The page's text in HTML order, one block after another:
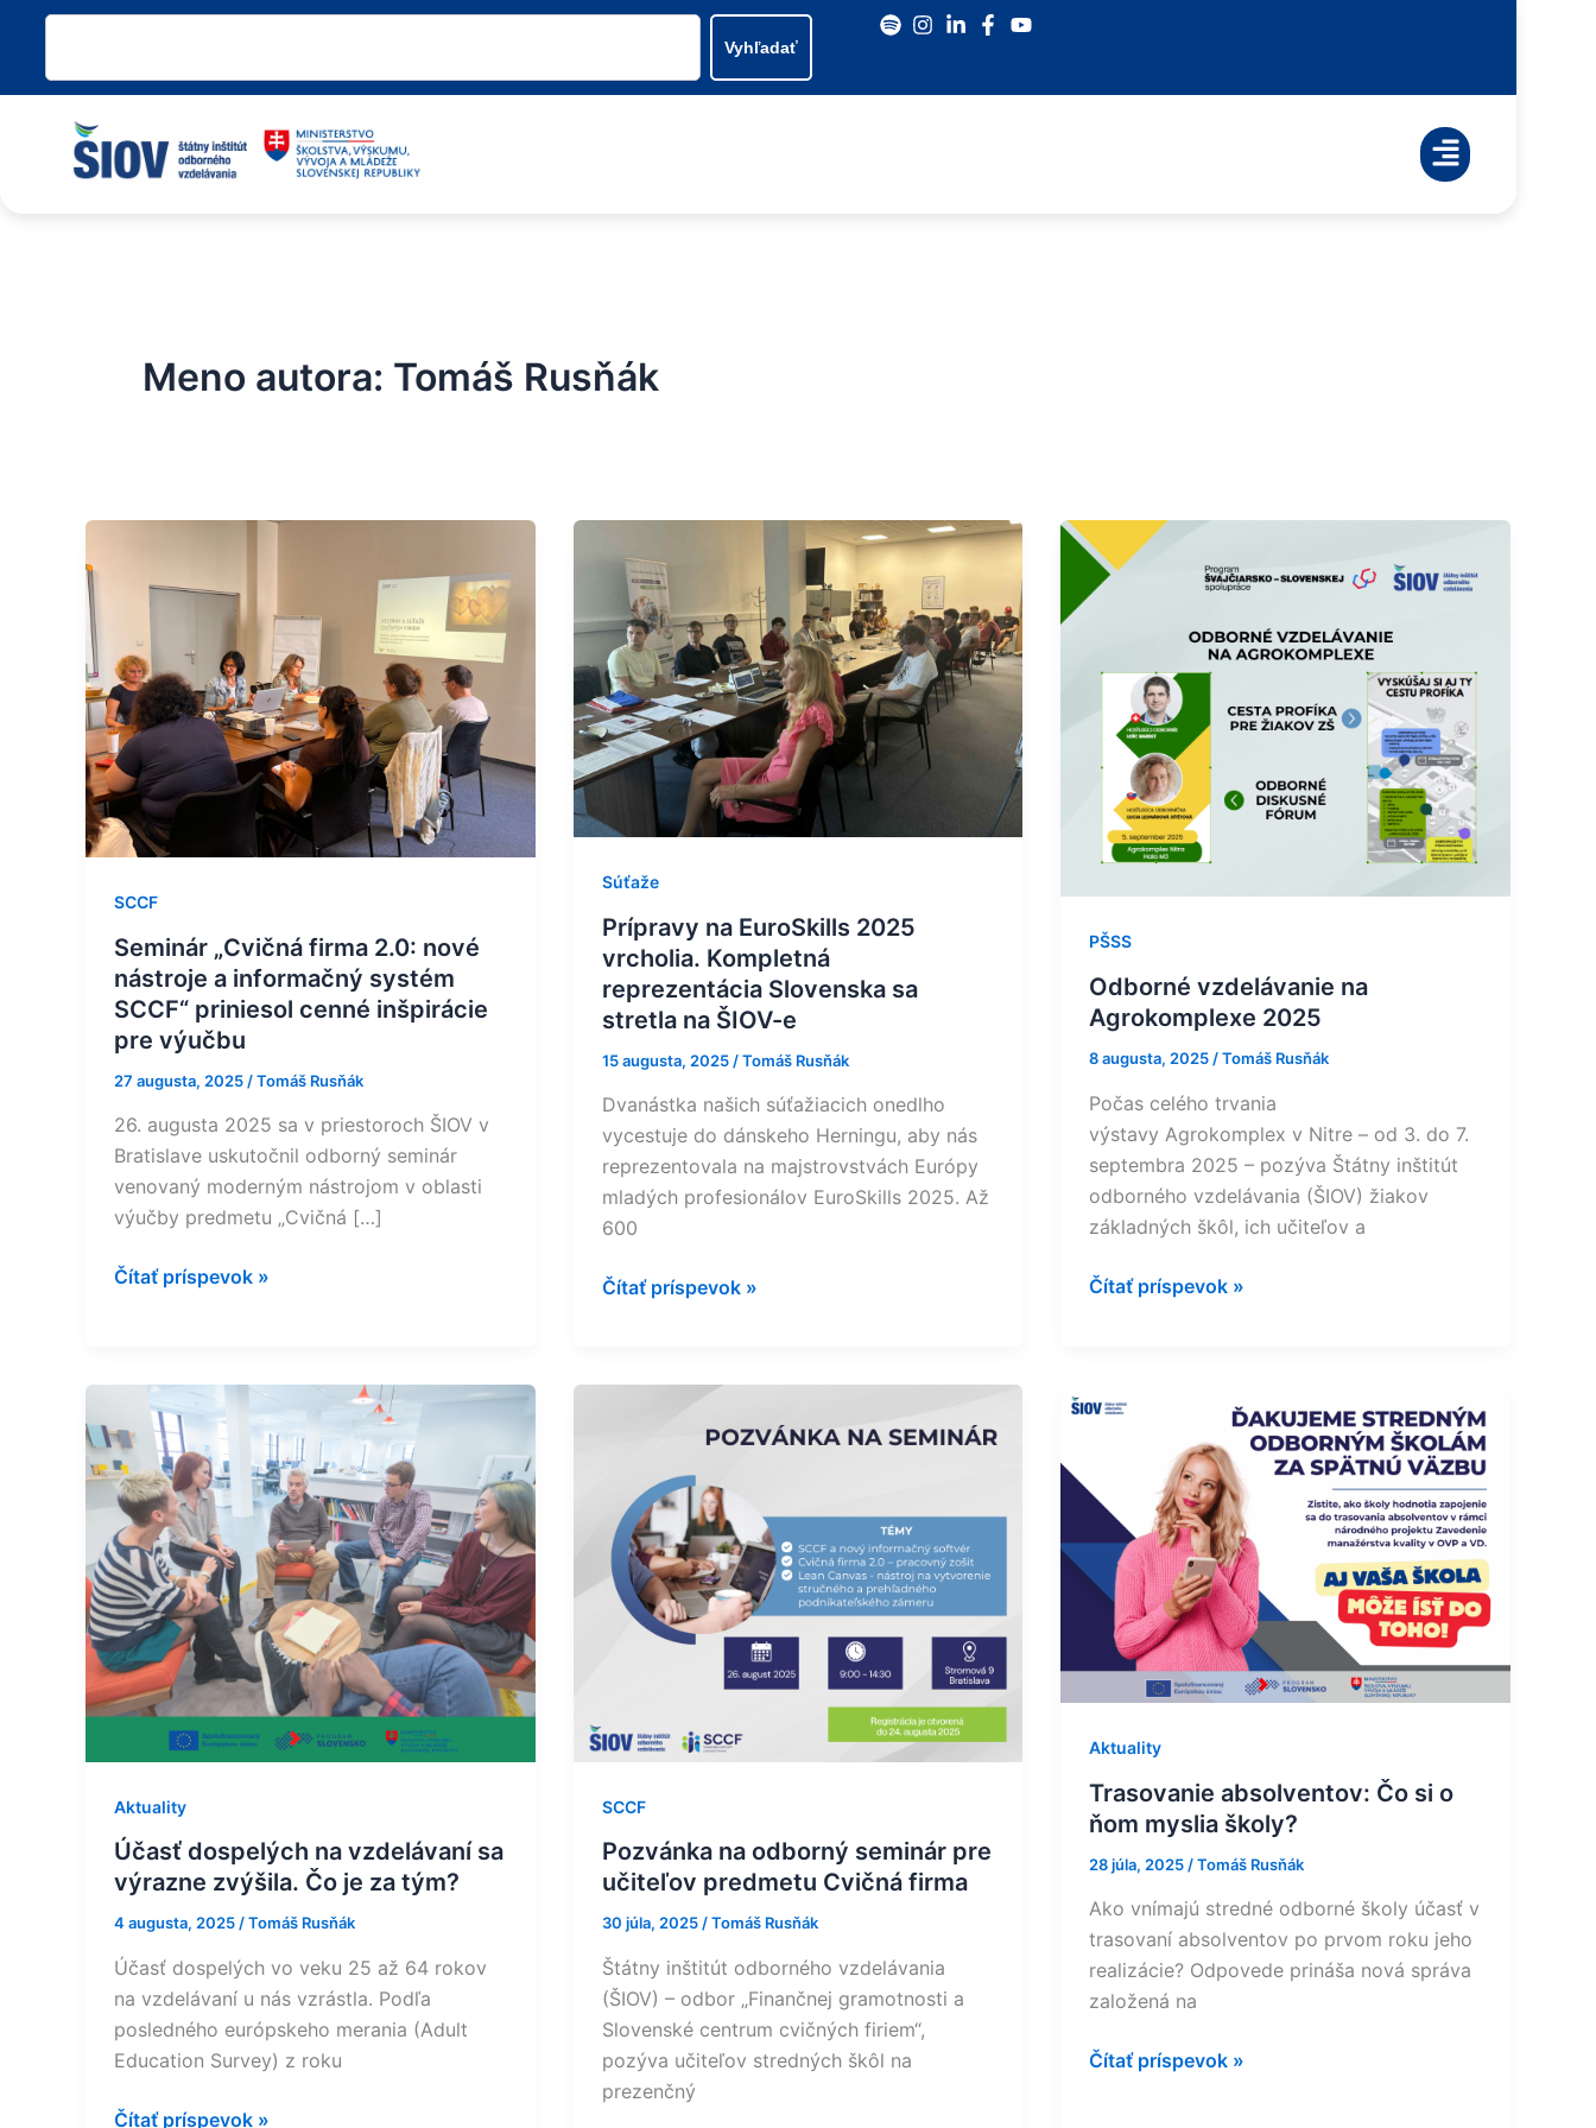
Preskočiť
obsah
Vyhľadať
Vyhľadať
Meno autora: Tomáš Rusňák
SCCF
Seminár „Cvičná firma 2.0: nové
nástroje a informačný systém
SCCF“ priniesol cenné inšpirácie
pre výučbu
27 augusta, 2025 /Tomáš Rusňák
26. augusta 2025 sa v priestoroch ŠIOV v
Bratislave uskutočnil odborný seminár
venovaný moderným nástrojom v oblasti
výučby predmetu „Cvičná […]
firma
nové
nástroje
a
informačný
systém
SCCF“
priniesol
inšpirácie
pre
výučbu
Čítať príspevok »
Súťaže
Prípravy na EuroSkills 2025
vrcholia. Kompletná
reprezentácia Slovenska sa
stretla na ŠIOV-e
15 augusta, 2025 /Tomáš Rusňák
Dvanástka našich súťažiacich onedlho
vycestuje do dánskeho Herningu, aby nás
reprezentovala na majstrovstvách Európy
mladých profesionálov EuroSkills 2025. Až
600
na
EuroSkills
2025
vrcholia.
Kompletná
reprezentácia
Slovenska
sa
stretla
na
ŠIOV-
Čítať príspevok »
PŠSS
Odborné vzdelávanie na
Agrokomplexe 2025
8 augusta, 2025 /Tomáš Rusňák
Počas celého trvania
výstavy Agrokomplex v Nitre – od 3. do 7.
septembra 2025 – pozýva Štátny inštitút
odborného vzdelávania (ŠIOV) žiakov
základných škôl, ich učiteľov a
Odborné
vzdelávanie
na
Agrokomplexe
Čítať príspevok »
Aktuality
Účasť dospelých na vzdelávaní sa
výrazne zvýšila. Čo je za tým?
4 augusta, 2025/Tomáš Rusňák
Účasť dospelých vo veku 25 až 64 rokov
na vzdelávaní u nás vzrástla. Podľa
posledného európskeho merania (Adult
Education Survey) z roku
Účasť
dospelých
na
vzdelávaní
sa
výrazne
zvýšila.
Čo
je
za
tým?
Čítať príspevok »
SCCF
Pozvánka na odborný seminár pre
učiteľov predmetu Cvičná firma
30 júla, 2025/Tomáš Rusňák
Štátny inštitút odborného vzdelávania
(ŠIOV) – odbor „Finančnej gramotnosti a
Slovenské centrum cvičných firiem“,
pozýva učiteľov stredných škôl na
prezenčný
seminár
pre
učiteľov
predmetu
Cvičná
Aktuality
Trasovanie absolventov: Čo si o
ňom myslia školy?
28 júla, 2025 /Tomáš Rusňák
Ako vnímajú stredné odborné školy účasť v
trasovaní absolventov po prvom roku jeho
realizácie? Odpovede prináša nová správa
založená na
Trasovanie
si
ňom
myslia
školy?
Čítať príspevok »